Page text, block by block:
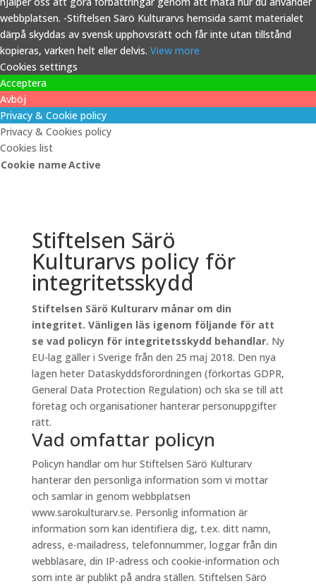
webbplatsen. -Stiftelsen Särö Kulturarvs hemsida samt materialet
därpå skyddas av svensk upphovsrätt och får inte utan tillstånd
kopieras, varken helt eller delvis. View more
Cookies settings
Acceptera
Avböj
Privacy & Cookie policy
Privacy & Cookies policy
Cookies list
Cookie nameActive
Stiftelsen Särö
Kulturarvs policy för
integritetsskydd
Stiftelsen Särö Kulturarv månar om din
integritet. Vänligen läs igenom följande för att
se vad policyn för integritetsskydd behandlar. Ny
EU-lag gäller i Sverige från den 25 maj 2018. Den nya
lagen heter Dataskyddsförordningen (förkortas GDPR,
General Data Protection Regulation) och ska se till att
företag och organisationer hanterar personuppgifter
rätt.
Vad omfattar policyn
Policyn handlar om hur Stiftelsen Särö Kulturarv
hanterar den personliga information som vi mottar
och samlar in genom webbplatsen
www.sarokulturarv.se. Personlig information är
information som kan identifiera dig, t.ex. ditt namn,
adress, e-mailadress, telefonnummer, loggar från din
webbläsare, din IP-adress och cookie-information och
som inte är publikt på andra ställen. Stiftelsen Särö